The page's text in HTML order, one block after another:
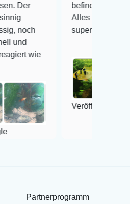
befinden der Fische
Alles ist quick lebendig
super Zustand. Gerne
Veröffentlicht auf Google
Partnerprogramm